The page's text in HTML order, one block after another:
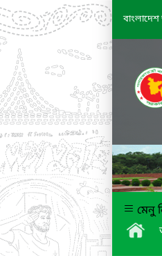
মেনু